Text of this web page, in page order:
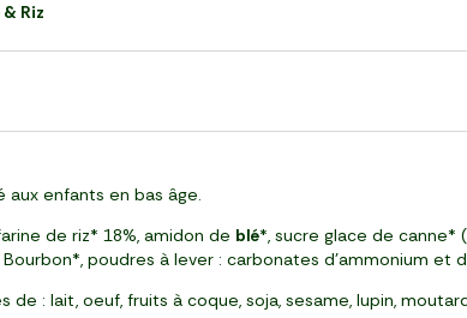
Riz
enfants en bas âge.
de riz* 18%, amidon de blé*, sucre glace de
poudres à lever : carbonates d'ammonium et
: lait, oeuf, fruits à coque, soja, sesame, lupin,